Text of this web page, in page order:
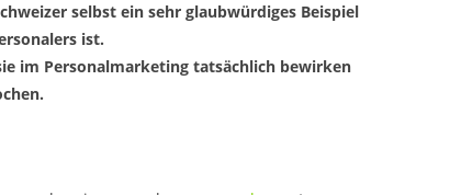
selbst ein sehr glaubwürdiges Beispiel
ist.
im Personalmarketing tatsächlich bewirken